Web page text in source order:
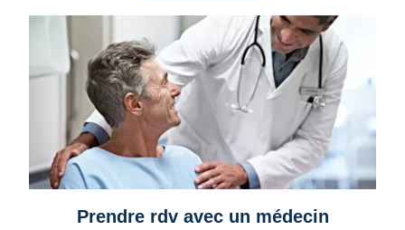
Prendre rdv avec un médecin